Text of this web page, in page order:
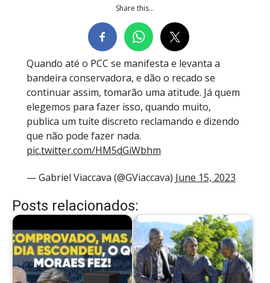
Share this...
Quando até o PCC se manifesta e levanta a
bandeira conservadora, e dão o recado se
continuar assim, tomarão uma atitude. Já quem
elegemos para fazer isso, quando muito,
publica um tuíte discreto reclamando e dizendo
que não pode fazer nada.
pic.twitter.com/HM5dGiWbhm
— Gabriel Viaccava (@GViaccava) June 15, 2023
Posts relacionados: